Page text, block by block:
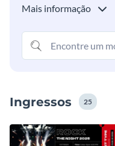
Identifique facilmente
do seu evento e criar
fontes e cores da sua
Mais informação
Ingressos 25